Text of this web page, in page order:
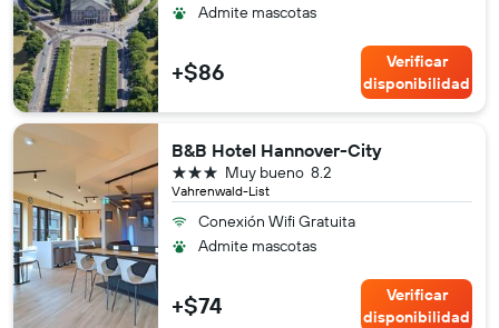
Admite mascotas
+$86
Verificar
disponibilidad
B&B Hotel Hannover-City
Vahrenwald-List
8.2
Muy bueno
3 estrellas
Conexión Wifi Gratuita
Admite mascotas
+$74
Verificar
disponibilidad